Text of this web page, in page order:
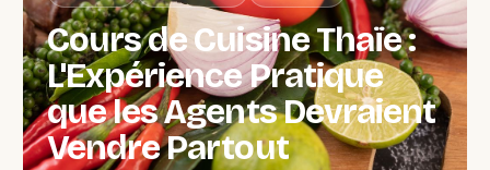
Cours de Cuisine Thaïe :
L'Expérience Pratique
que les Agents Devraient
Vendre Partout